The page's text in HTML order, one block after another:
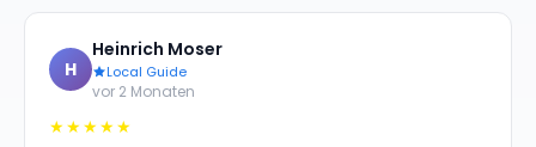
H
Heinrich Moser
Local Guide
vor 2 Monaten
★★★★★